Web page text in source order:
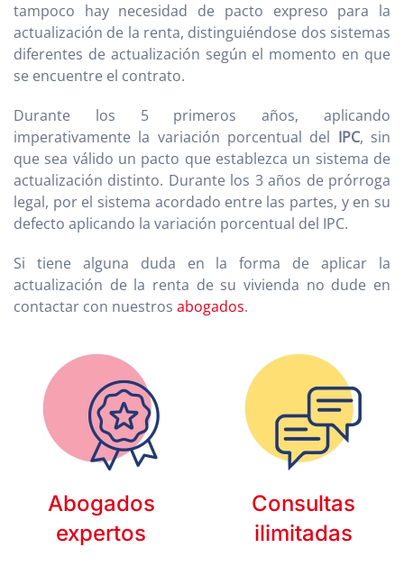
tampoco hay necesidad de pacto expreso para la
actualización de la renta, distinguiéndose dos sistemas
diferentes de actualización según el momento en que
se encuentre el contrato.
Durante los 5 primeros años, aplicando
imperativamente la variación porcentual del IPC, sin
que sea válido un pacto que establezca un sistema de
actualización distinto. Durante los 3 años de prórroga
legal, por el sistema acordado entre las partes, y en su
defecto aplicando la variación porcentual del IPC.
Si tiene alguna duda en la forma de aplicar la
actualización de la renta de su vivienda no dude en
contactar con nuestros abogados.
Abogados
expertos
Consultas
ilimitadas